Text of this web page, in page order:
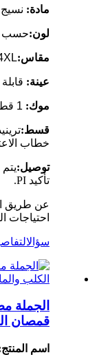
مادة: نسيج
لون:حسب
مقاس:
عينة:
موك: 1 قطعة
قسط:
خطاب
توصيل:
تأكيد PI.
عن طريق
احتياجات
سؤال
الجملة
قمصان
اسم